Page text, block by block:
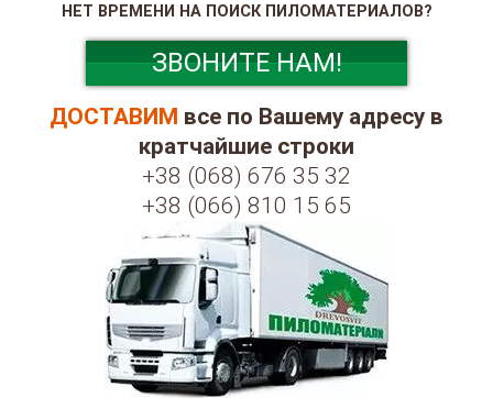
НЕТ ВРЕМЕНИ НА ПОИСК ПИЛОМАТЕРИАЛОВ?
ЗВОНИТЕ НАМ!
ДОСТАВИМ все по Вашему адресу в
кратчайшие строки
+38 (068) 676 35 32
+38 (066) 810 15 65